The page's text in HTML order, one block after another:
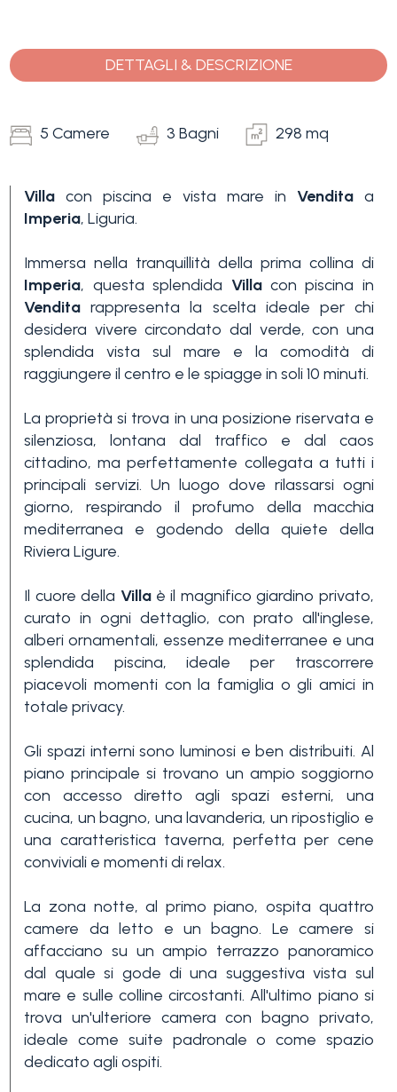
DETTAGLI & DESCRIZIONE
5 Camere 3 Bagni 298 mq
Villa con piscina e vista mare in Venditaa
Imperia, Liguria.
Immersa nella tranquillità della prima collina di
Imperia, questa splendida Villacon piscina in
Vendita rappresenta la scelta ideale per chi
desidera vivere circondato dal verde, con una
splendida vista sul mare e la comodità di
raggiungere il centro e le spiagge in soli 10 minuti.
La proprietà si trova in una posizione riservata e
silenziosa, lontana dal traffico e dal caos
cittadino, ma perfettamente collegata a tutti i
principali servizi. Un luogo dove rilassarsi ogni
giorno, respirando il profumo della macchia
mediterranea e godendo della quiete della
Riviera Ligure.
Il cuore della Villaè il magnifico giardino privato,
curato in ogni dettaglio, con prato all'inglese,
alberi ornamentali, essenze mediterranee e una
splendida piscina, ideale per trascorrere
piacevoli momenti con la famiglia o gli amici in
totale privacy.
Gli spazi interni sono luminosi e ben distribuiti. Al
piano principale si trovano un ampio soggiorno
con accesso diretto agli spazi esterni, una
cucina, un bagno, una lavanderia, un ripostiglio e
una caratteristica taverna, perfetta per cene
conviviali e momenti di relax.
La zona notte, al primo piano, ospita quattro
camere da letto e un bagno. Le camere si
affacciano su un ampio terrazzo panoramico
dal quale si gode di una suggestiva vista sul
mare e sulle colline circostanti. All'ultimo piano si
trova un'ulteriore camera con bagno privato,
ideale come suite padronale o come spazio
dedicato agli ospiti.
( 0)
Residenziali
Prezzo
Camere
Qualsiasi
1
3+
Altre
-
multiscelta
Giardino
Ascensore
Piscina